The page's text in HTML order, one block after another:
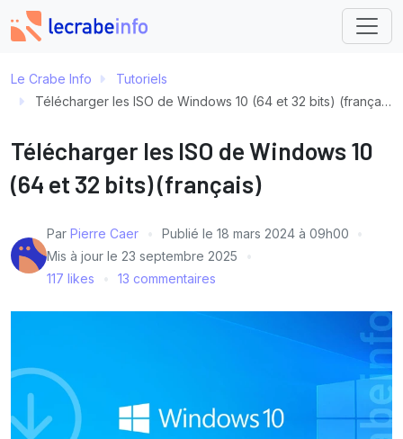
Le Crabe Info
Tutoriels
Télécharger les ISO de Windows 10 (64 et 32 bits) (français)
Télécharger les ISO de Windows 10
(64 et 32 bits) (français)
Par Pierre Caer Publié le 18 mars 2024 à 09h00
Mis à jour le 23 septembre 2025
117 likes
13 commentaires